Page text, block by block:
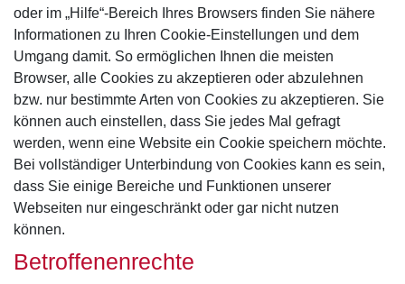
oder im „Hilfe“-Bereich Ihres Browsers finden Sie nähere
Informationen zu Ihren Cookie-Einstellungen und dem
Umgang damit. So ermöglichen Ihnen die meisten
Browser, alle Cookies zu akzeptieren oder abzulehnen
bzw. nur bestimmte Arten von Cookies zu akzeptieren. Sie
können auch einstellen, dass Sie jedes Mal gefragt
werden, wenn eine Website ein Cookie speichern möchte.
Bei vollständiger Unterbindung von Cookies kann es sein,
dass Sie einige Bereiche und Funktionen unserer
Webseiten nur eingeschränkt oder gar nicht nutzen
können.
Betroffenenrechte